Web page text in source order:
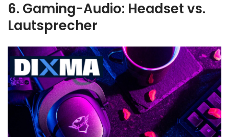
6. Gaming-Audio: Headset vs.
Lautsprecher